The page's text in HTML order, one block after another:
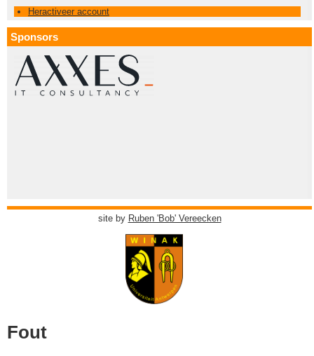
Heractiveer account
Sponsors
site by Ruben 'Bob' Vereecken
Fout